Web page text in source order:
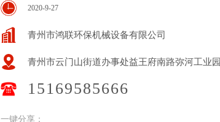
2020-9-27
青州市鸿联环保机械设备有限公司
青州市云门山街道办事处益王府南路弥河工业园
15169585666
一键分享：